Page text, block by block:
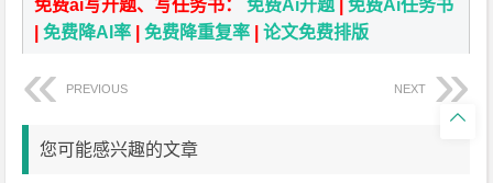
免费ai写开题、写任务书：免费Ai开题 |免费Ai任务书
|免费降AI率 |免费降重复率 |论文免费排版
PREVIOUS NEXT
您可能感兴趣的文章
